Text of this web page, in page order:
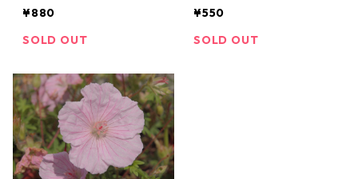
¥880
SOLD OUT
¥550
SOLD OUT